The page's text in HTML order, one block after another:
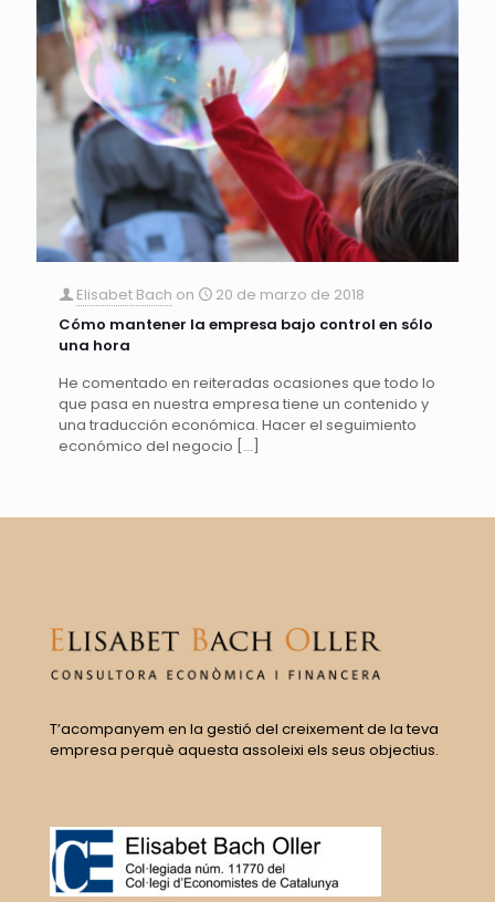
Elisabet Bach on
20 de marzo de 2018
Cómo mantener la empresa bajo control en sólo
una hora
He comentado en reiteradas ocasiones que todo lo
que pasa en nuestra empresa tiene un contenido y
una traducción económica. Hacer el seguimiento
económico del negocio […]
T’acompanyem en la gestió del creixement de la teva
empresa perquè aquesta assoleixi els seus objectius.